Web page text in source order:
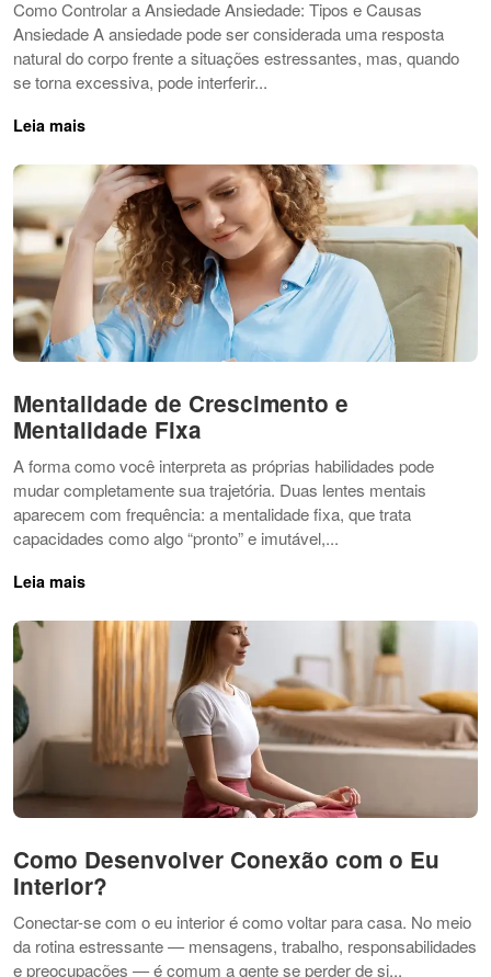
Como Controlar a Ansiedade Ansiedade: Tipos e Causas
Ansiedade A ansiedade pode ser considerada uma resposta
natural do corpo frente a situações estressantes, mas, quando
se torna excessiva, pode interferir...
Leia mais
Mentalidade de Crescimento e
Mentalidade Fixa
A forma como você interpreta as próprias habilidades pode
mudar completamente sua trajetória. Duas lentes mentais
aparecem com frequência: a mentalidade fixa, que trata
capacidades como algo “pronto” e imutável,...
Leia mais
Como Desenvolver Conexão com o Eu
Interior?
Conectar-se com o eu interior é como voltar para casa. No meio
da rotina estressante — mensagens, trabalho, responsabilidades
e preocupações — é comum a gente se perder de si...